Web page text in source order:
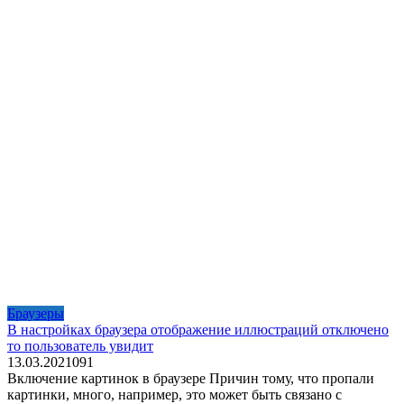
Браузеры
В настройках браузера отображение иллюстраций отключено
то пользователь увидит
13.03.2021091
Включение картинок в браузере Причин тому, что пропали
картинки, много, например, это может быть связано с